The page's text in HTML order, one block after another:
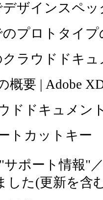
ザインスペッ
プロトタイプ
ラウドドキュ
概要 | Adobe
ドドキュメン
トカットキー
サポート情報"
した(更新を含